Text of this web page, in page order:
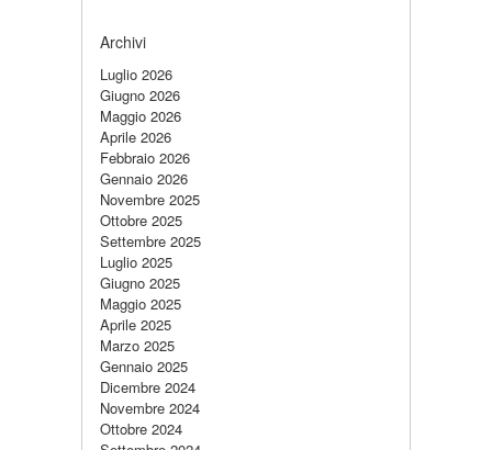
Archivi
Luglio 2026
Giugno 2026
Maggio 2026
Aprile 2026
Febbraio 2026
Gennaio 2026
Novembre 2025
Ottobre 2025
Settembre 2025
Luglio 2025
Giugno 2025
Maggio 2025
Aprile 2025
Marzo 2025
Gennaio 2025
Dicembre 2024
Novembre 2024
Ottobre 2024